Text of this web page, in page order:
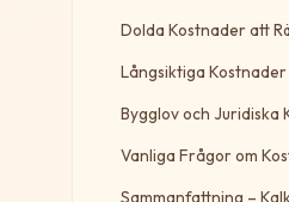
Dolda Kostnader att
Långsiktiga
Bygglov och Juridiska
Vanliga Frågor om
Sammanfattning –